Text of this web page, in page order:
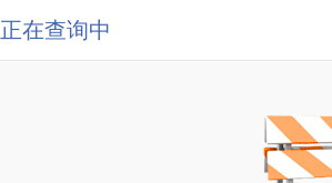
正在查询中